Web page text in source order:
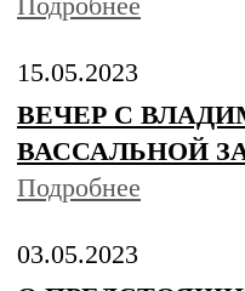
Подробнее
15.05.2023
ВЕЧЕР С
ВАССАЛЬНОЙ
Подробнее
03.05.2023